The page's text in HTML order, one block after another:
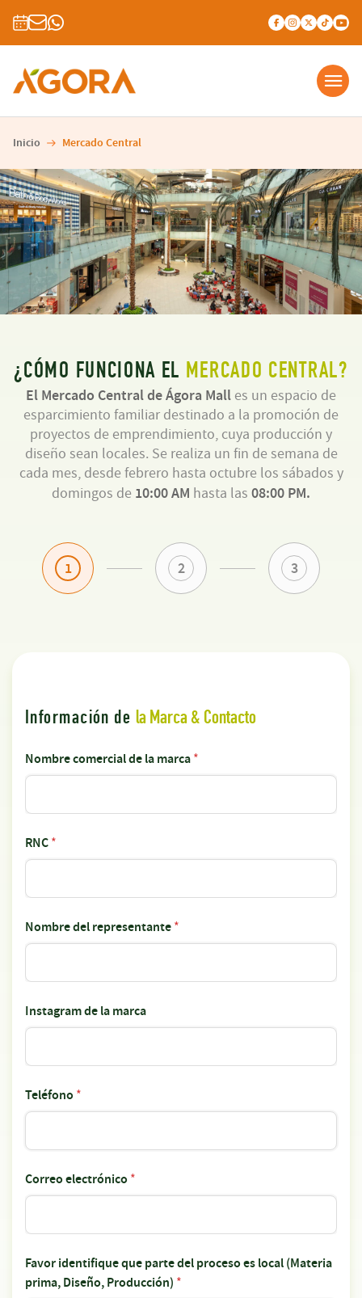
Inicio Mercado Central
¿CÓMO FUNCIONA EL MERCADO CENTRAL?
El Mercado Central de Ágora Mall es un espacio de
esparcimiento familiar destinado a la promoción de
proyectos de emprendimiento, cuya producción y
diseño sean locales. Se realiza un fin de semana de
cada mes, desde febrero hasta octubre los sábados y
domingos de 10:00 AM hasta las 08:00 PM.
1 2 3
Información de la Marca & Contacto
Nombre comercial de la marca *
RNC *
Nombre del representante *
Instagram de la marca
Teléfono *
Correo electrónico *
Favor identifique que parte del proceso es local (Materia
prima, Diseño, Producción) *